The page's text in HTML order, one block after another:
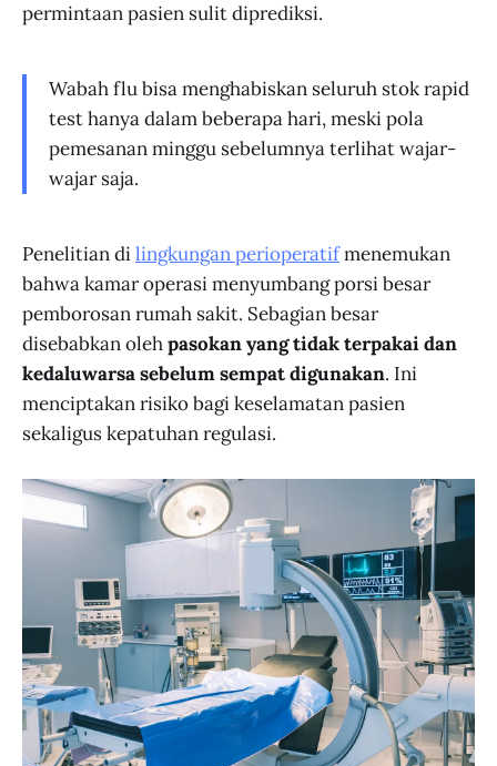
permintaan pasien sulit diprediksi.
Wabah flu bisa menghabiskan seluruh stok rapid
test hanya dalam beberapa hari, meski pola
pemesanan minggu sebelumnya terlihat wajar-
wajar saja.
Penelitian dilingkungan perioperatifmenemukan
bahwa kamar operasi menyumbang porsi besar
pemborosan rumah sakit. Sebagian besar
disebabkan olehpasokan yang tidak terpakai dan
kedaluwarsa sebelum sempat digunakan. Ini
menciptakan risiko bagi keselamatan pasien
sekaligus kepatuhan regulasi.